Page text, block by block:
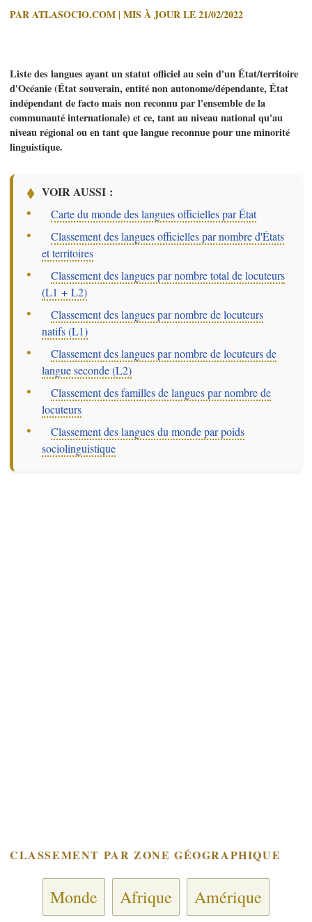
PAR ATLASOCIO.COM | MIS À JOUR LE 21/02/2022
Liste des langues ayant un statut officiel au sein d'un État/territoire
d'Océanie (État souverain, entité non autonome/dépendante, État
indépendant de facto mais non reconnu par l'ensemble de la
communauté internationale) et ce, tant au niveau national qu'au
niveau régional ou en tant que langue reconnue pour une minorité
linguistique.
VOIR AUSSI :
–Carte du monde des langues officielles par État
–Classement des langues officielles par nombre d'États
et territoires
–Classement des langues par nombre total de locuteurs
(L1 + L2)
–Classement des langues par nombre de locuteurs
natifs (L1)
–Classement des langues par nombre de locuteurs de
langue seconde (L2)
–Classement des familles de langues par nombre de
locuteurs
–Classement des langues du monde par poids
sociolinguistique
CLASSEMENT PAR ZONE GÉOGRAPHIQUE
Monde Afrique Amérique